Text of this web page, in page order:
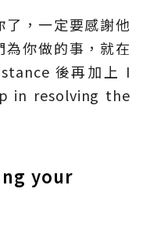
，一定要感謝他
你做的事，就在
後再加上 I
in resolving the
your